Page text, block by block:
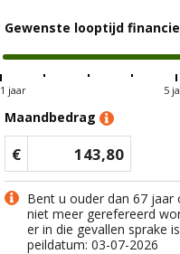
Gewenste looptijd
1 jaar 5
Maandbedrag
€ 143,80
Bent u ouder dan 67
niet meer gerefereerd
er in die gevallen sprake
peildatum: 03-07-2026